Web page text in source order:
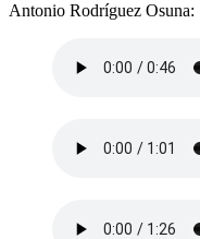
Antonio Rodríguez Osuna: